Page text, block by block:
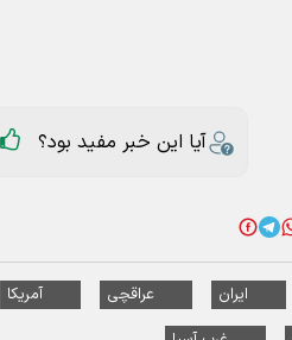
آیا این خبر مفید بود؟
ایران عراقچی آمریکا